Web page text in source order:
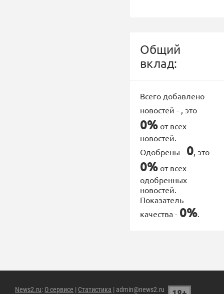
Общий
вклад:
Всего добавлено
новостей - , это
0% от всех
новостей.
Одобрены - 0, это
0% от всех
одобренных
новостей.
Показатель
качества - 0%.
News2.ru: О сервисе | Статистика | admin@news2.ru